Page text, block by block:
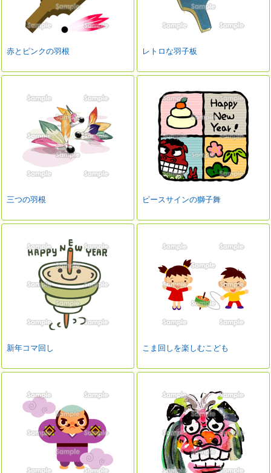
赤とピンクの羽根 レトロな羽子板
三つの羽根 ピースサインの獅子舞
新年コマ回し こま回しを楽しむこども